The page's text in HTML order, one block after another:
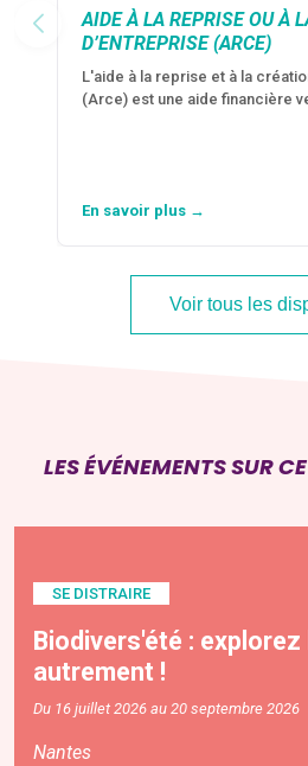
AIDE À LA REPRISE OU À
D’ENTREPRISE (ARCE)
L'aide à la reprise et à la
(Arce) est une aide financière
En savoir plus →
Voir tous les
LES ÉVÉNEMENTS SUR
SE DISTRAIRE
Biodivers'été : explorez
autrement !
Du 16 juillet 2026 au 20 septembre 2026
Nantes